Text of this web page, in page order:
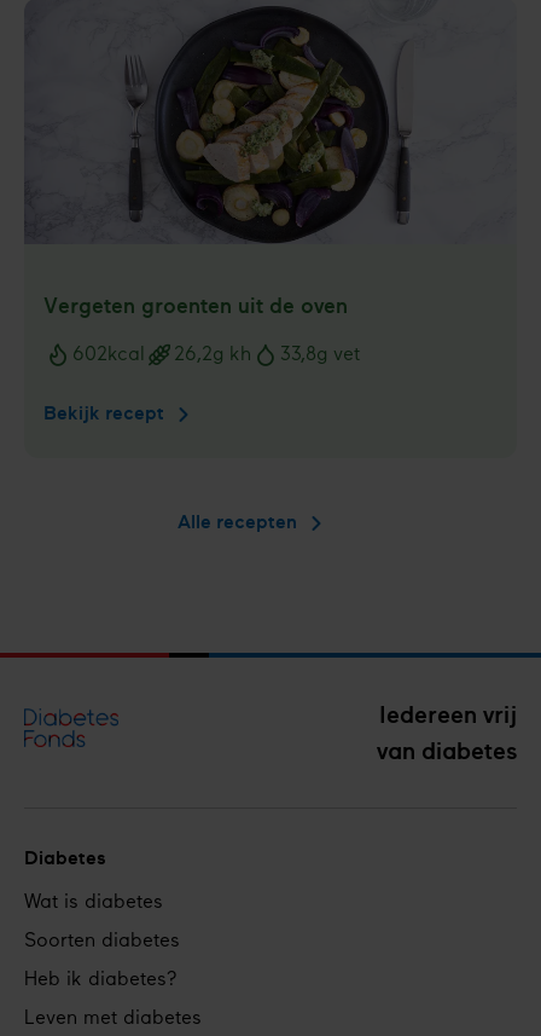
bonen­
salade
Vergeten groenten uit de oven
602kcal 26,2g kh 33,8g vet
Bekijk recept Vergeten
oven
Alle recepten
Iedereen vrij
van diabetes
Footer
navigation
Diabetes
Wat is diabetes
Soorten diabetes
Heb ik diabetes?
Leven met diabetes